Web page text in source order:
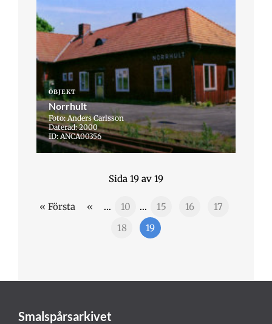
OBJEKT
Norrhult
Foto: Anders Carlsson
Daterad: 2000
ID: ANCA00356
Sida 19 av 19
« Första « ... 10 ... 15 16
17
18
19
Smalspårsarkivet